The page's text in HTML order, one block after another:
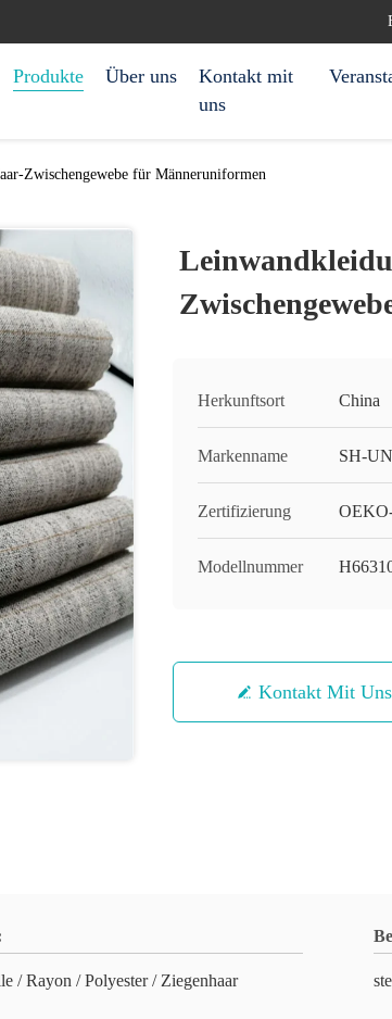
Produkte Über uns
Kontakt mit
uns
Zwischengewebe für Männeruniformen
Herkunftsort China
Markenname SH-
Zertifizierung
Modellnummer
Kontakt Mit Uns
/ Rayon / Polyester / Ziegenhaar